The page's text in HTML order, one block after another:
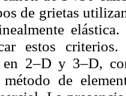
de grietas
estos
en 2–D y 3–D,
método de